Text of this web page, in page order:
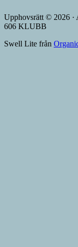
Upphovsrätt © 2026 ·
606 KLUBB
Swell Lite från